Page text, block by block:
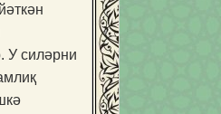
У силәр­ни